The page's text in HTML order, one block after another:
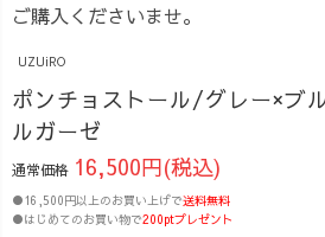
ご購入くださいませ。
UZUiRO
ポンチョストール/グレー×ブ
ルガーゼ
通常価格 16,500円(税込)
●16,500円以上のお買い上げで送料無料
●はじめてのお買い物で200ptプレゼント